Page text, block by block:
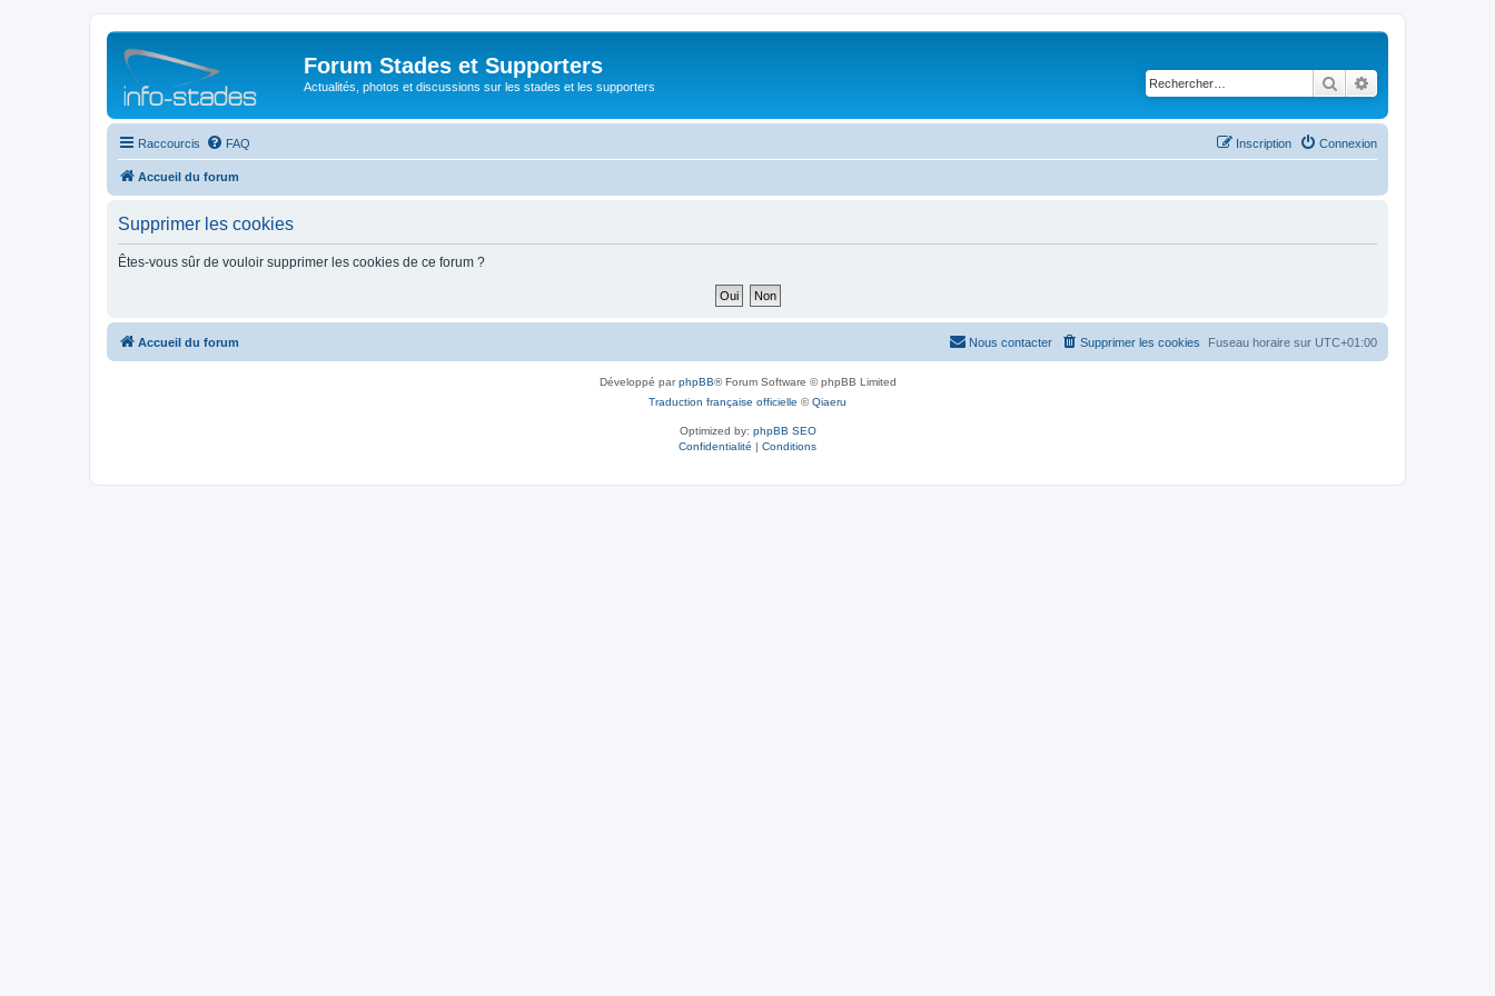
Forum Stades et Supporters
Actualités, photos et discussions sur les stades et les supporters Rechercher
Raccourcis FAQ Connexion
Inscription
Accueil du forum
Supprimer les cookies
Êtes-vous sûr de vouloir supprimer les cookies de ce forum ?
Accueil du forum Fuseau horaire sur UTC+01:00
Supprimer les cookies
Nous contacter
Développé parphpBB® Forum Software © phpBB Limited
Traduction française officielle ©Qiaeru
Optimized by: phpBB SEO
Confidentialité | Conditions